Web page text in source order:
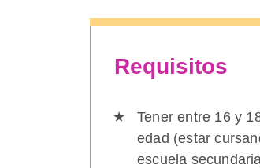
Requisitos
Tener entre 16 y
edad (estar
escuela